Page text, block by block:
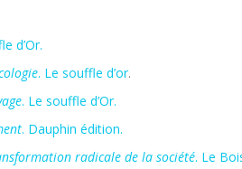
d’Or.
. Le souffle d’or.
. Le souffle d’Or.
. Dauphin édition.
radicale de la société. Le